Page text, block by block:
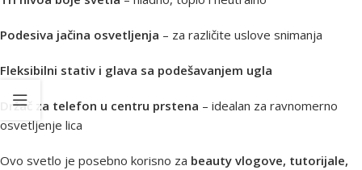
Podesiva jačina osvetljenja – za različite uslove snimanja
Fleksibilni stativ i glava sa podešavanjem ugla
Držač za telefon u centru prstena – idealan za ravnomerno
osvetljenje lica
Ovo svetlo je posebno korisno za beauty vlogove, tutorijale,